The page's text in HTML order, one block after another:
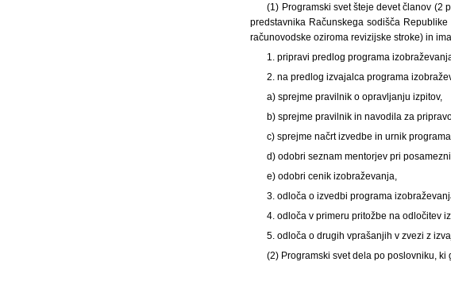
(1) Programski svet šteje devet članov (2
predstavnika Računskega sodišča
računovodske oziroma revizijske stroke) in
1. pripravi predlog programa
2. na predlog izvajalca programa
a) sprejme pravilnik o opravljanju izpitov,
b) sprejme pravilnik in navodila za
c) sprejme načrt izvedbe in urnik
d) odobri seznam mentorjev pri
e) odobri cenik izobraževanja,
3. odloča o izvedbi programa
4. odloča v primeru pritožbe na odločitev
5. odloča o drugih vprašanjih v zvezi z
(2) Programski svet dela po poslovniku,